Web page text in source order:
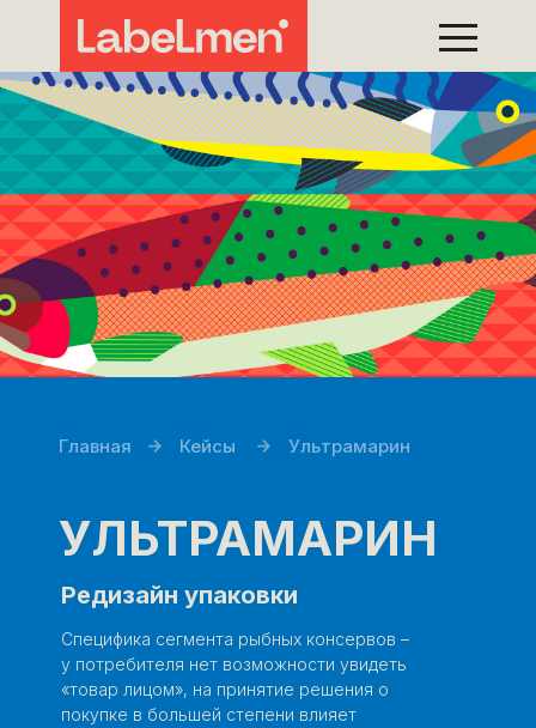
Главная Кейсы Ультрамарин
УЛЬТРАМАРИН
Специфика сегмента рыбных консервов –
у потребителя нет возможности увидеть
«товар лицом», на принятие решения о
покупке в большей степени влияет
Редизайн упаковки